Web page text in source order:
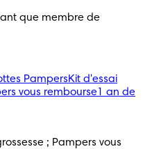
que membre de
PampersKit d'essai
vous rembourse1 an de
; Pampers vous